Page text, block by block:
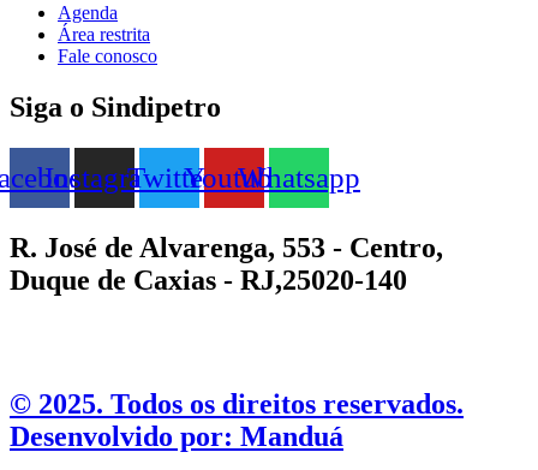
Agenda
Área restrita
Fale conosco
Siga o Sindipetro
InstagramTwitterYoutubeWhatsapp
R. José de Alvarenga, 553 - Centro,
Duque de Caxias - RJ,25020-140
©️ 2025. Todos os direitos reservados.
Desenvolvido por: Manduá